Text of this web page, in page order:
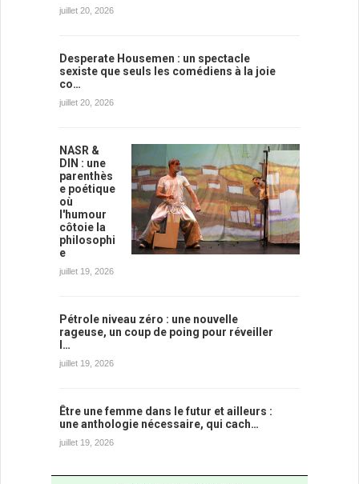
juillet 20, 2026
Desperate Housemen : un spectacle
sexiste que seuls les comédiens à la joie
co…
juillet 20, 2026
NASR &
DIN : une
parenthès
e poétique
où
l'humour
côtoie la
philosophi
e
juillet 19, 2026
Pétrole niveau zéro : une nouvelle
rageuse, un coup de poing pour réveiller
l…
juillet 19, 2026
Être une femme dans le futur et ailleurs :
une anthologie nécessaire, qui cach…
juillet 19, 2026